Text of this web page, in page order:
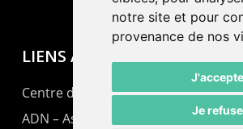
notre site et pour
provenance de nos
J'accepte
Je refuse
LIENS AMIS
Centre de culture ABC
ADN – Association Danse Neuchâtel